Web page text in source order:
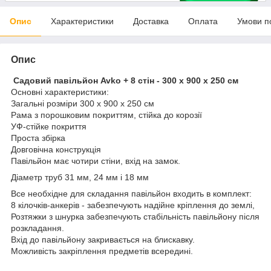
Опис Характеристики Доставка Оплата Умови
Опис
Садовий павільйон Avko + 8 стін - 300 х 900 х 250 см
Основні характеристики:
Загальні розміри 300 х 900 х 250 см
Рама з порошковим покриттям, стійка до корозії
УФ-стійке покриття
Проста збірка
Довговічна конструкція
Павільйон має чотири стіни, вхід на замок.
Діаметр труб 31 мм, 24 мм і 18 мм
Все необхідне для складання павільйон входить в комплект:
8 кілочків-анкерів - забезпечують надійне кріплення до землі,
Розтяжки з шнурка забезпечують стабільність павільйону після
розкладання.
Вхід до павільйону закривається на блискавку.
Можливість закріплення предметів всередині.